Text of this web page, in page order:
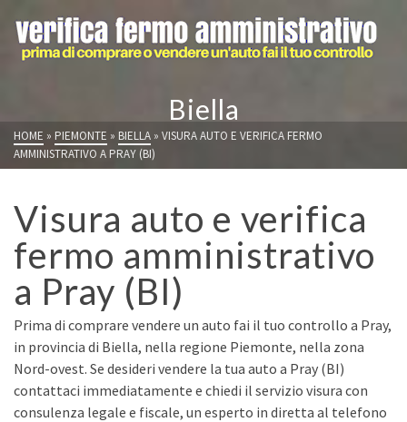
Biella
HOME » PIEMONTE » BIELLA » VISURA AUTO E VERIFICA FERMO
AMMINISTRATIVO A PRAY (BI)
Visura auto e verifica
fermo amministrativo
a Pray (BI)
Prima di comprare vendere un auto fai il tuo controllo a Pray,
in provincia di Biella, nella regione Piemonte, nella zona
Nord-ovest. Se desideri vendere la tua auto a Pray (BI)
contattaci immediatamente e chiedi il servizio visura con
consulenza legale e fiscale, un esperto in diretta al telefono